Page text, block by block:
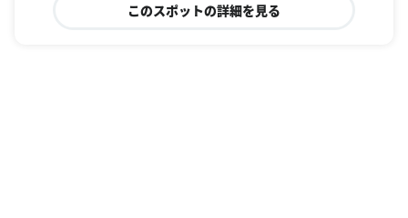
このスポットの詳細を見る